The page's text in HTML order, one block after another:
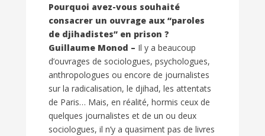
Pourquoi avez-vous souhaité
consacrer un ouvrage aux “paroles
de djihadistes” en prison ?
Guillaume Monod – Il y a beaucoup
d’ouvrages de sociologues, psychologues,
anthropologues ou encore de journalistes
sur la radicalisation, le djihad, les attentats
de Paris… Mais, en réalité, hormis ceux de
quelques journalistes et de un ou deux
sociologues, il n’y a quasiment pas de livres